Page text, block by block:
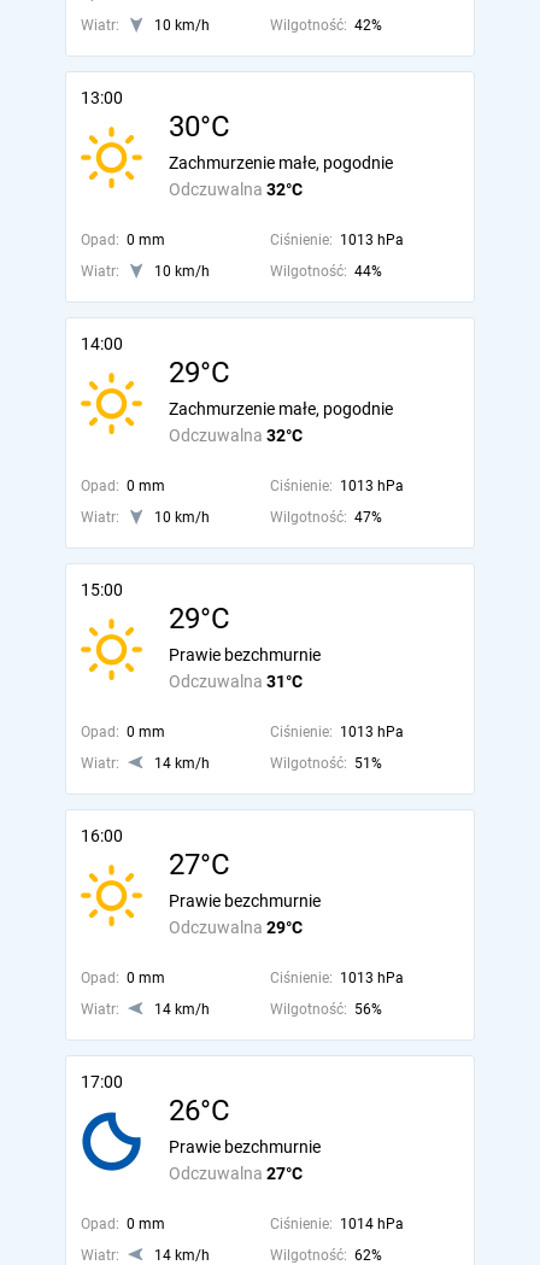
Wiatr:
10 km/h Wilgotność: 42%
13:00
30°C
Odczuwalna 32°C
Zachmurzenie małe, pogodnie
Opad: 0 mm Ciśnienie: 1013 hPa
Wiatr:
10 km/h Wilgotność: 44%
14:00
29°C
Odczuwalna 32°C
Zachmurzenie małe, pogodnie
Opad: 0 mm Ciśnienie: 1013 hPa
Wiatr:
10 km/h Wilgotność: 47%
15:00
29°C
Odczuwalna 31°C
Prawie bezchmurnie
Opad: 0 mm Ciśnienie: 1013 hPa
Wiatr:
14 km/h Wilgotność: 51%
16:00
27°C
Odczuwalna 29°C
Prawie bezchmurnie
Opad: 0 mm Ciśnienie: 1013 hPa
Wiatr:
14 km/h Wilgotność: 56%
17:00
26°C
Odczuwalna 27°C
Prawie bezchmurnie
Opad: 0 mm Ciśnienie: 1014 hPa
Wiatr:
14 km/h Wilgotność: 62%